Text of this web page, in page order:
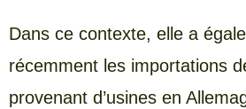
Dans ce contexte, elle a
récemment les importations
provenant d’usines en